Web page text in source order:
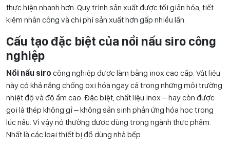
thực hiện nhanh hơn. Quy trình sản xuất được tối giản hóa, tiết
kiệm nhân công và chi phí sản xuất hơn gấp nhiều lần.
Cấu tạo đặc biệt của nồi nấu siro công
nghiệp
Nồi nấu siro công nghiệp được làm bằng inox cao cấp. Vật liệu
này có khả năng chống oxi hóa ngay cả trong những môi trường
nhiệt độ và độ ẩm cao. Đặc biệt, chất liệu inox – hay còn được
gọi là thép không gỉ – không sản sinh phản ứng hóa học trong
lúc nấu. Vì vậy nó thường được dùng trong ngành thực phẩm.
Nhất là các loại thiết bị đồ dùng nhà bếp.